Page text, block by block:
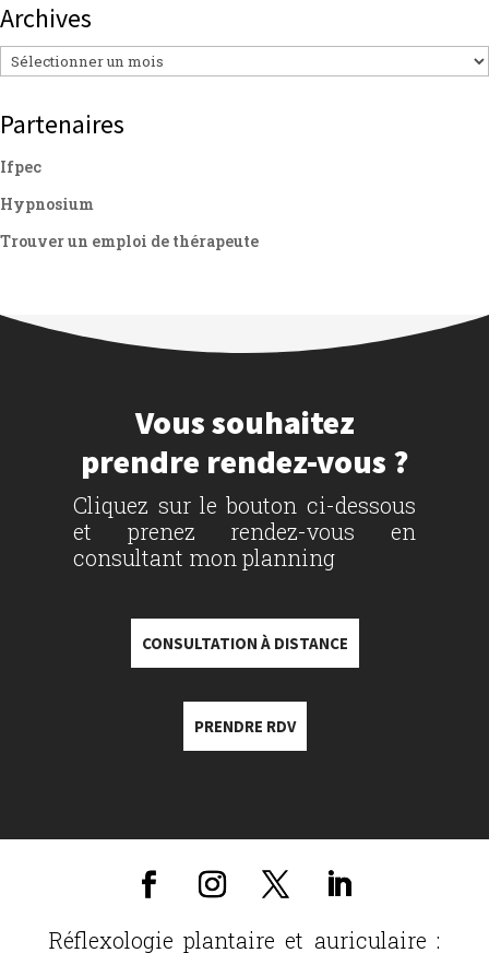
Archives
Archives
Partenaires
Ifpec
Hypnosium
Trouver un emploi de thérapeute
Vous souhaitez
prendre rendez-vous ?
Cliquez sur le bouton ci-dessous
et prenez rendez-vous en
consultant mon planning
CONSULTATION À DISTANCE
PRENDRE RDV
Réflexologie plantaire et auriculaire :